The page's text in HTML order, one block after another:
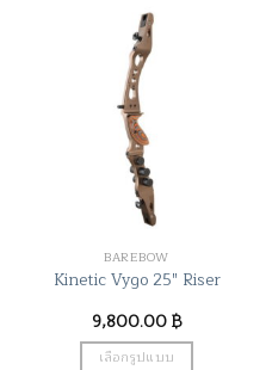
has
multiple
variants.
The
options
may
be
chosen
on
product
page
BAREBOW
Kinetic Vygo 25″ Riser
9,800.00฿
เลือกรูปแบบ